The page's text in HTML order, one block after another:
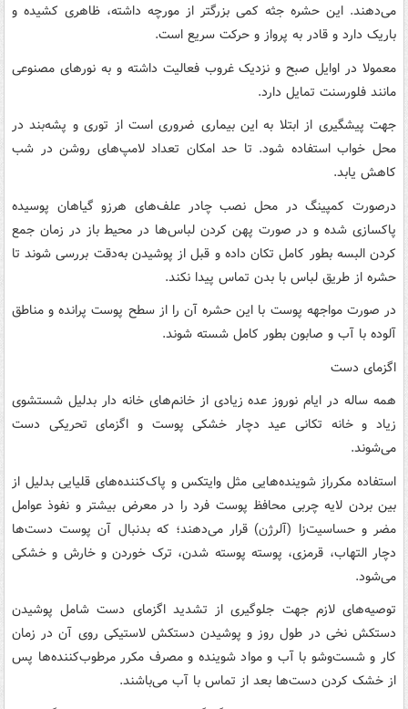
می‌دهند. این حشره جثه کمی بزرگتر از مورچه داشته، ظاهری کشیده و
باریک دارد و قادر به پرواز و حرکت سریع است.
معمولا در اوایل صبح و نزدیک غروب فعالیت داشته و به نورهای مصنوعی
مانند فلورسنت تمایل دارد.
جهت پیشگیری از ابتلا به این بیماری ضروری است از توری و پشه‌بند در
محل خواب استفاده شود. تا حد امکان تعداد لامپ‌های روشن در شب
کاهش یابد.
درصورت کمپینگ در محل نصب چادر علف‌های هرزو گیاهان پوسیده
پاکسازی شده و در صورت پهن کردن لباس‌ها در محیط باز در زمان جمع
کردن البسه بطور کامل تکان داده و قبل از پوشیدن به‌دقت بررسی شوند تا
حشره از طریق لباس با بدن تماس پیدا نکند.
در صورت مواجهه پوست با این حشره آن را از سطح پوست پرانده و مناطق
آلوده با آب و صابون بطور کامل شسته شوند.
اگزمای دست
همه ساله در ایام نوروز عده زیادی از خانم‌های خانه دار بدلیل شستشوی
زیاد و خانه تکانی عید دچار خشکی پوست و اگزمای تحریکی دست
می‌شوند.
استفاده مکرراز شوینده‌هایی مثل وایتکس و پاک‌کننده‌های قلیایی بدلیل از
بین بردن لایه چربی محافظ پوست فرد را در معرض بیشتر و نفوذ عوامل
مضر و حساسیت‌زا (آلرژن) قرار می‌دهند؛ که بدنبال آن پوست دست‌ها
دچار التهاب، قرمزی، پوسته پوسته شدن، ترک خوردن و خارش و خشکی
می‌شود.
توصیه‌های لازم جهت جلوگیری از تشدید اگزمای دست شامل پوشیدن
دستکش نخی در طول روز و پوشیدن دستکش لاستیکی روی آن در زمان
کار و شست‌وشو با آب و مواد شوینده و مصرف مکرر مرطوب‌کننده‌ها پس
از خشک کردن دست‌ها بعد از تماس با آب می‌باشند.